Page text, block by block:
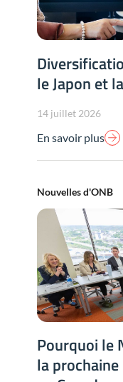
le Japon et
14 juillet 2026
En savoir plus
Nouvelles d'ONB
Pourquoi le
la